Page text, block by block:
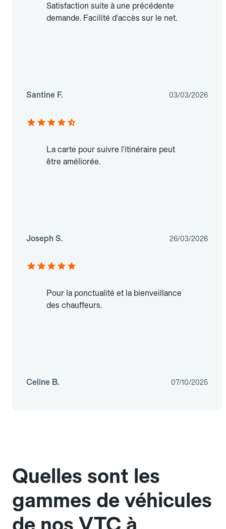
Satisfaction suite à une précédente
demande. Facilité d'accès sur le net.
Santine F. 03/03/2026
La carte pour suivre l'itinéraire peut
être améliorée.
Joseph S. 26/03/2026
Pour la ponctualité et la bienveillance
des chauffeurs.
Celine B. 07/10/2025
Quelles sont les
gammes de véhicules